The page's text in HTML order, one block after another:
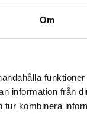
Om
funktioner
information från
kombinera
spänning-